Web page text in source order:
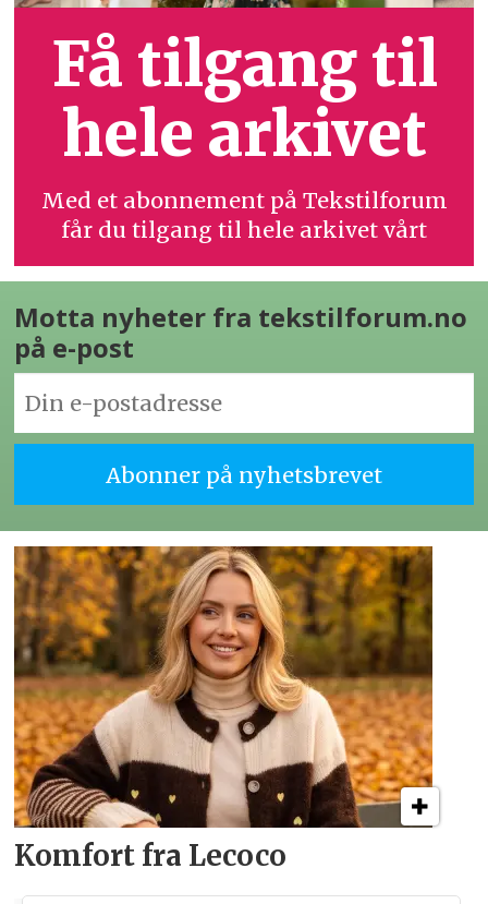
Få tilgang til
hele arkivet
Med et abonnement på Tekstilforum
får du tilgang til hele arkivet vårt
Motta nyheter fra tekstilforum.no
på e-post
Komfort fra Lecoco